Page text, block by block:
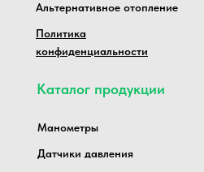
Каталог продукции
Политика
конфиденциальности
Манометры
Датчики давления
Альтернативное отопление